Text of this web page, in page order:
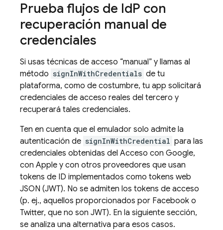
Prueba flujos de IdP con
recuperación manual de
credenciales
Si usas técnicas de acceso “manual” y llamas al
método signInWithCredentials de tu
plataforma, como de costumbre, tu app solicitará
credenciales de acceso reales del tercero y
recuperará tales credenciales.
Ten en cuenta que el emulador solo admite la
autenticación de signInWithCredential para las
credenciales obtenidas del Acceso con Google,
con Apple y con otros proveedores que usan
tokens de ID implementados como tokens web
JSON (JWT). No se admiten los tokens de acceso
(p. ej., aquellos proporcionados por Facebook o
Twitter, que no son JWT). En la siguiente sección,
se analiza una alternativa para esos casos.